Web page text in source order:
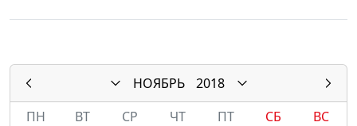
НОЯБРЬ
2018
ПН
ВТ СР ЧТ ПТ СБ
ВС